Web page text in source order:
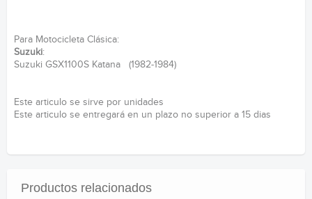
Para Motocicleta Clásica:
Suzuki:
Suzuki GSX1100S Katana (1982-1984)
Este articulo se sirve por unidades
Este articulo se entregará en un plazo no superior a 15 dias
Productos relacionados